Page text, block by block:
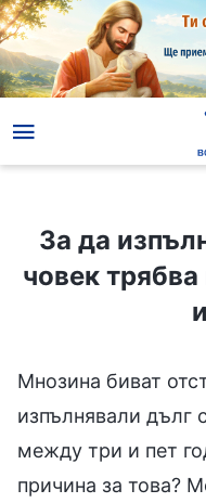
За да
човек
Мнозина биват
изпълнявали дълг
между три и пет
причина за това?